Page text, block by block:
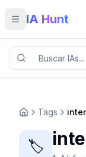
Toggle menu
IA Hunt
Tags
🏷️